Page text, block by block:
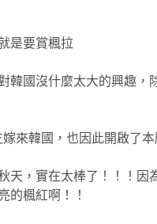
是要賞楓拉
韓國沒什麼太大的興趣，
來韓國，也因此開啟了
天，實在太棒了！！！因
的楓紅啊！！